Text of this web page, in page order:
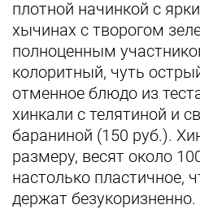
плотной начинкой с
хычинах с творогом
полноценным
колоритный, чуть
отменное блюдо из
хинкали с телятиной и
бараниной (150 руб.).
размеру, весят около
настолько пластичное,
держат безукоризненно.